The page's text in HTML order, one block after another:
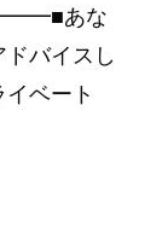
あな
バイスし
ベート